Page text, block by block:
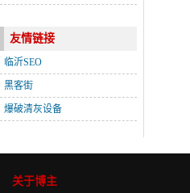
友情链接
临沂SEO
黑客街
爆破清灰设备
关于博主